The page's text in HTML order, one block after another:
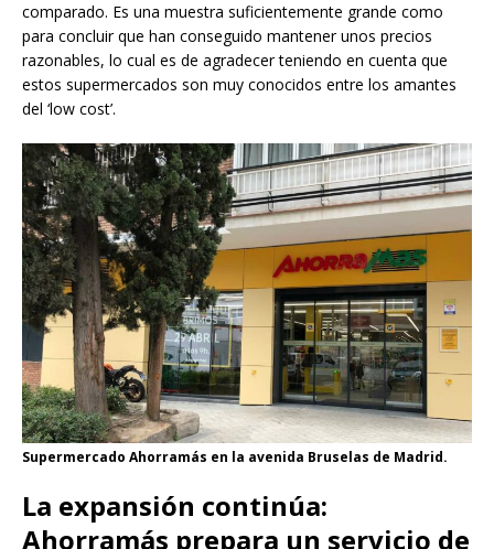
comparado. Es una muestra suficientemente grande como
para concluir que han conseguido mantener unos precios
razonables, lo cual es de agradecer teniendo en cuenta que
estos supermercados son muy conocidos entre los amantes
del ‘low cost’.
Supermercado Ahorramás en la avenida Bruselas de Madrid.
La expansión continúa:
Ahorramás prepara un servicio de